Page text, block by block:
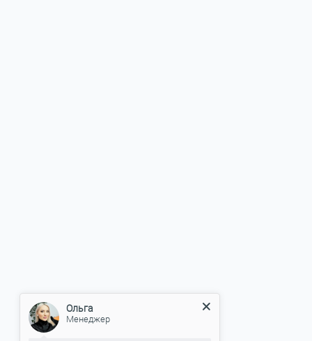
Ольга
Менеджер